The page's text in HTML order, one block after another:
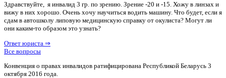
Здравствуйте, я инвалид 3 гр. по зрению. Зрение -20 и -15. Хожу в линзах и
вижу в них хорошо. Очень хочу научиться водить машину. Что будет, если я
сдам в автошколу липовую медицинскую справку от окулиста? Могут ли
они каким-то образом это узнать?
Ответ юриста ⇒
Все вопросы
Конвенция о правах инвалидов ратифицирована Республикой Беларусь 3
октября 2016 года.